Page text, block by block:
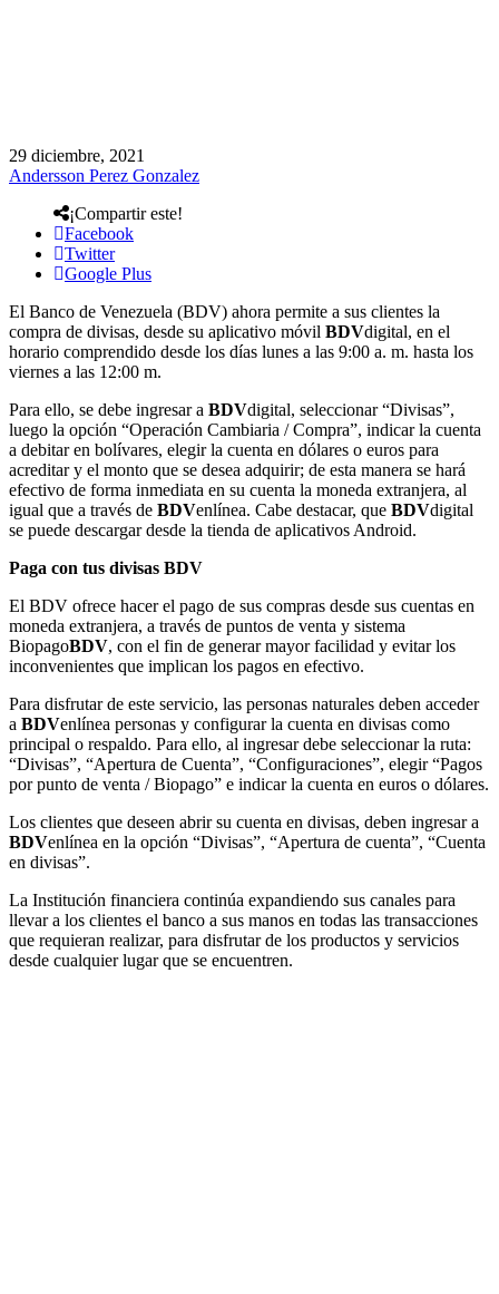
29 diciembre, 2021
Andersson Perez Gonzalez
¡Compartir este!
Facebook
Twitter
Google Plus
El Banco de Venezuela (BDV) ahora permite a sus clientes la
compra de divisas, desde su aplicativo móvil BDVdigital, en el
horario comprendido desde los días lunes a las 9:00 a. m. hasta los
viernes a las 12:00 m.
Para ello, se debe ingresar a BDVdigital, seleccionar “Divisas”,
luego la opción “Operación Cambiaria / Compra”, indicar la cuenta
a debitar en bolívares, elegir la cuenta en dólares o euros para
acreditar y el monto que se desea adquirir; de esta manera se hará
efectivo de forma inmediata en su cuenta la moneda extranjera, al
igual que a través de BDVenlínea. Cabe destacar, que BDVdigital
se puede descargar desde la tienda de aplicativos Android.
Paga con tus divisas BDV
El BDV ofrece hacer el pago de sus compras desde sus cuentas en
moneda extranjera, a través de puntos de venta y sistema
BiopagoBDV, con el fin de generar mayor facilidad y evitar los
inconvenientes que implican los pagos en efectivo.
Para disfrutar de este servicio, las personas naturales deben acceder
a BDVenlínea personas y configurar la cuenta en divisas como
principal o respaldo. Para ello, al ingresar debe seleccionar la ruta:
“Divisas”, “Apertura de Cuenta”, “Configuraciones”, elegir “Pagos
por punto de venta / Biopago” e indicar la cuenta en euros o dólares.
Los clientes que deseen abrir su cuenta en divisas, deben ingresar a
BDVenlínea en la opción “Divisas”, “Apertura de cuenta”, “Cuenta
en divisas”.
La Institución financiera continúa expandiendo sus canales para
llevar a los clientes el banco a sus manos en todas las transacciones
que requieran realizar, para disfrutar de los productos y servicios
desde cualquier lugar que se encuentren.